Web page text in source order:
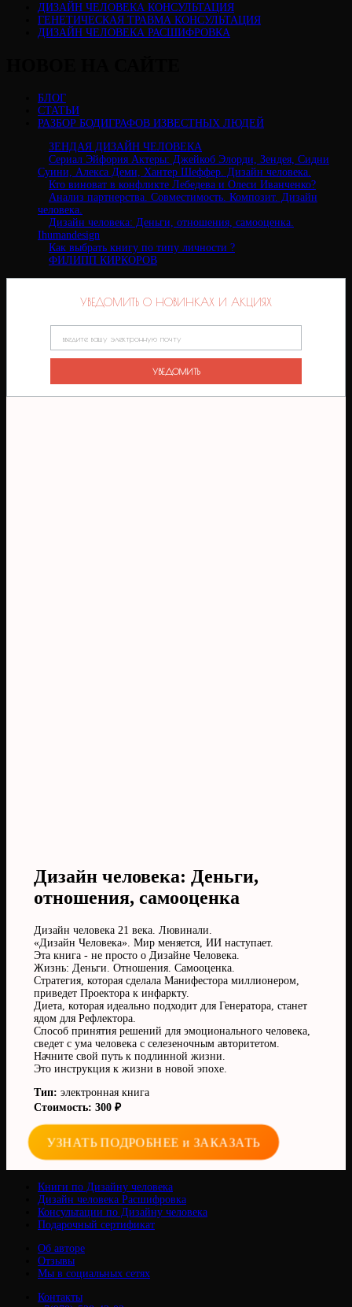
ДИЗАЙН ЧЕЛОВЕКА КОНСУЛЬТАЦИЯ
ГЕНЕТИЧЕСКАЯ ТРАВМА КОНСУЛЬТАЦИЯ
ДИЗАЙН ЧЕЛОВЕКА РАСШИФРОВКА
БЛОГ
СТАТЬИ
РАЗБОР БОДИГРАФОВ ИЗВЕСТНЫХ ЛЮДЕЙ
ЗЕНДАЯ ДИЗАЙН ЧЕЛОВЕКА
Сериал Эйфория Актеры: Джейкоб Элорди, Зендея, Сидни
Суини, Алекса Деми, Хантер Шеффер. Дизайн человека.
Кто виноват в конфликте Лебедева и Олеси Иванченко?
Анализ партнерства. Совместимость. Композит. Дизайн
человека.
Дизайн человека: Деньги, отношения, самооценка.
Ihumandesign
Как выбрать книгу по типу личности ?
ФИЛИПП КИРКОРОВ
УВЕДОМИТЬ О НОВИНКАХ И АКЦИЯХ
Дизайн человека: Деньги,
отношения, самооценка
Дизайн человека 21 века. Лювинали.
«Дизайн Человека». Мир меняется, ИИ наступает.
Эта книга - не просто о Дизайне Человека.
Жизнь: Деньги. Отношения. Самооценка.
Стратегия, которая сделала Манифестора миллионером,
приведет Проектора к инфаркту.
Диета, которая идеально подходит для Генератора, станет
ядом для Рефлектора.
Способ принятия решений для эмоционального человека,
сведет с ума человека с селезеночным авторитетом.
Начните свой путь к подлинной жизни.
Это инструкция к жизни в новой эпохе.
Тип: электронная книга
Стоимость: 300 ₽
УЗНАТЬ ПОДРОБНЕЕ и ЗАКАЗАТЬ
Книги по Дизайну человека
Дизайн человека Расшифровка
Консультации по Дизайну человека
Подарочный сертификат
Об авторе
Отзывы
Мы в социальных сетях
Контакты